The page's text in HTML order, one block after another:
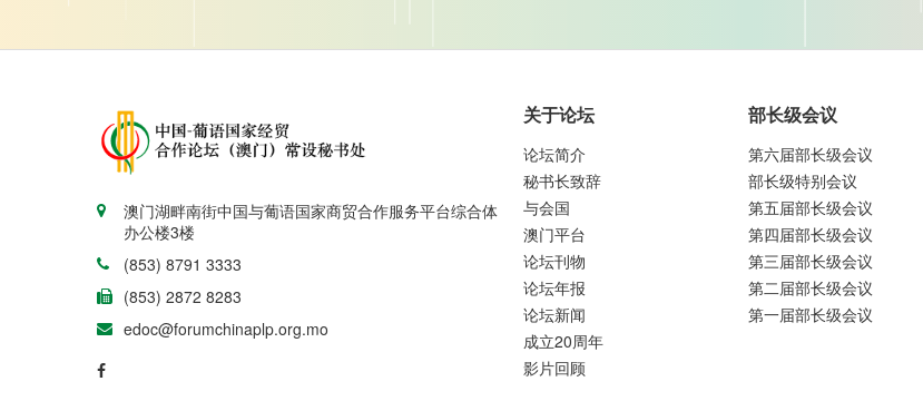
澳门湖畔南街中国与葡语国家商贸合作服务平台综合体
办公楼3楼
(853) 8791 3333
(853) 2872 8283
edoc@forumchinaplp.org.mo
关于论坛
论坛简介
秘书长致辞
与会国
澳门平台
论坛刊物
论坛年报
论坛新闻
成立20周年
影片回顾
部长级会议
第六届部长级会议
部长级特别会议
第五届部长级会议
第四届部长级会议
第三届部长级会议
第二届部长级会议
第一届部长级会议